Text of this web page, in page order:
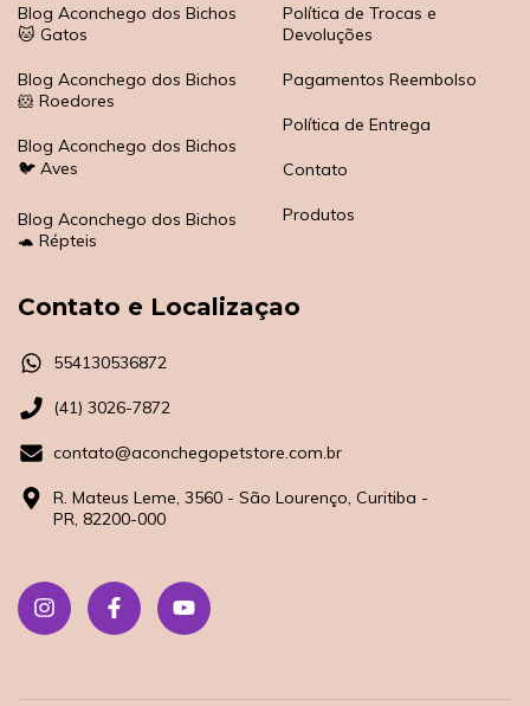
Blog Aconchego dos Bichos
🐱 Gatos
Blog Aconchego dos Bichos
🐹 Roedores
Blog Aconchego dos Bichos
🐦 Aves
Blog Aconchego dos Bichos
🐢 Répteis
Política de Trocas e
Devoluções
Pagamentos Reembolso
Política de Entrega
Contato
Produtos
Contato e Localizaçao
554130536872
(41) 3026-7872
contato@aconchegopetstore.com.br
R. Mateus Leme, 3560 - São Lourenço, Curitiba -
PR, 82200-000